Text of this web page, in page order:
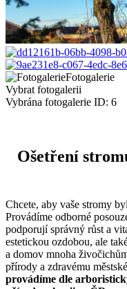
Fotogalerie
Vybrat fotogalerii
Vybrána fotogalerie ID: 6
Ošetření
Chcete, aby vaše stromy
Provádíme odborné
podporují správný růst a
estetickou ozdobou, ale
a domov mnoha
přírody a zdravému
provádíme dle